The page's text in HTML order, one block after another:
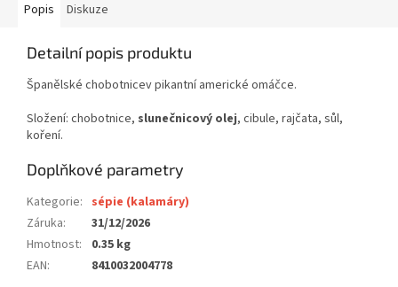
Popis Diskuze
Detailní popis produktu
Španělské chobotnicev pikantní americké omáčce.
Složení: chobotnice, slunečnicový olej, cibule, rajčata, sůl,
koření.
Doplňkové parametry
Kategorie: sépie (kalamáry)
Záruka:
31/12/2026
Hmotnost:
0.35 kg
EAN: 8410032004778